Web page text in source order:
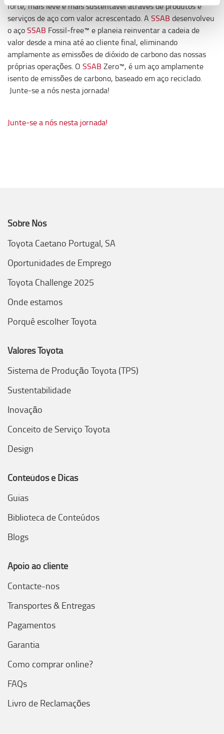
forte, mais leve e mais sustentável através de produtos e
serviços de aço com valor acrescentado. A SSAB desenvolveu
o açoSSAB Fossil-free™ e planeia reinventar a cadeia de
valor desde a mina até ao cliente final, eliminando
amplamente as emissões de dióxido de carbono das nossas
próprias operações. O SSAB Zero™, é um aço amplamente
isento de emissões de carbono, baseado em aço reciclado.
Junte-se a nós nesta jornada!
Junte-se a nós nesta jornada!
Sobre Nós
Toyota Caetano Portugal, SA
Oportunidades de Emprego
Toyota Challenge 2025
Onde estamos
Porquê escolher Toyota
Valores Toyota
Sistema de Produção Toyota (TPS)
Sustentabilidade
Inovação
Conceito de Serviço Toyota
Design
Conteúdos e Dicas
Guias
Biblioteca de Conteúdos
Blogs
Apoio ao cliente
Contacte-nos
Transportes & Entregas
Pagamentos
Garantia
Como comprar online?
FAQs
Livro de Reclamações